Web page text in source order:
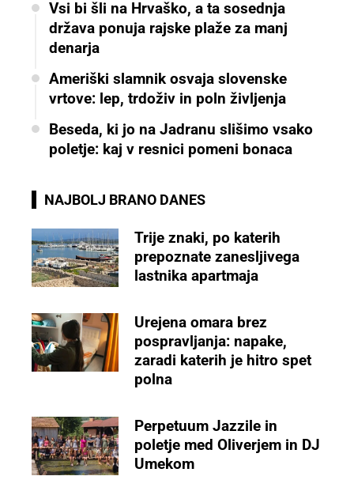
Vsi bi šli na Hrvaško, a ta sosednja
država ponuja rajske plaže za manj
denarja
Ameriški slamnik osvaja slovenske
vrtove: lep, trdoživ in poln življenja
Beseda, ki jo na Jadranu slišimo vsako
poletje: kaj v resnici pomeni bonaca
NAJBOLJ BRANO DANES
Trije znaki, po katerih
prepoznate zanesljivega
lastnika apartmaja
Urejena omara brez
pospravljanja: napake,
zaradi katerih je hitro spet
polna
Perpetuum Jazzile in
poletje med Oliverjem in DJ
Umekom